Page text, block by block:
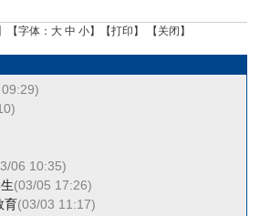
【字体： 大 中 小】【打印 】 【 关闭 】
06 10:35)
(03/05 17:26)
育(03/03 11:17)